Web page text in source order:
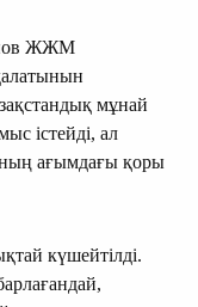
ЖЖМ
мұнай
істейді, ал
ағымдағы қоры
күшейтілді.